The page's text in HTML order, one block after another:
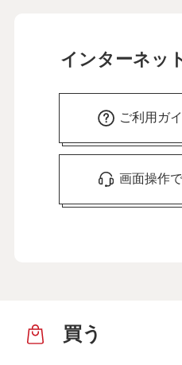
インターネッ
ご利用ガ
画面操作
買う